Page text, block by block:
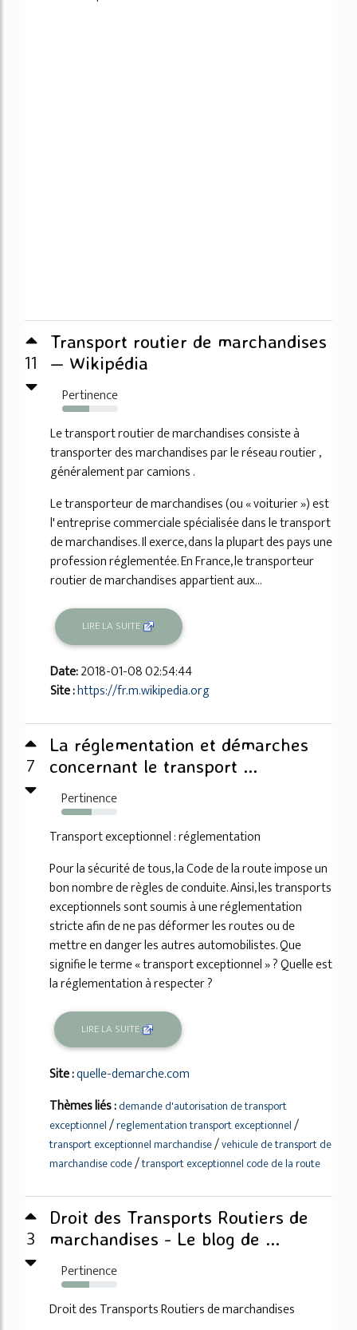
11
Transport routier de marchandises
— Wikipédia
Pertinence
49%
Le transport routier de marchandises consiste à
transporter des marchandises par le réseau routier ,
généralement par camions .
Le transporteur de marchandises (ou « voiturier ») est
l' entreprise commerciale spécialisée dans le transport
de marchandises. Il exerce, dans la plupart des pays une
profession réglementée. En France, le transporteur
routier de marchandises appartient aux...
LIRE LA SUITE
Date:2018-01-08 02:54:44
Site :https://fr.m.wikipedia.org
7
La réglementation et démarches
concernant le transport ...
Pertinence
54%
Transport exceptionnel : réglementation
Pour la sécurité de tous, la Code de la route impose un
bon nombre de règles de conduite. Ainsi, les transports
exceptionnels sont soumis à une réglementation
stricte afin de ne pas déformer les routes ou de
mettre en danger les autres automobilistes. Que
signifie le terme « transport exceptionnel » ? Quelle est
la réglementation à respecter ?
LIRE LA SUITE
Site :quelle-demarche.com
Thèmes liés :demande d'autorisation de transport
exceptionnel/reglementation transport exceptionnel/
transport exceptionnel marchandise/vehicule de transport de
marchandise code/transport exceptionnel code de la route
3
Droit des Transports Routiers de
marchandises - Le blog de ...
Pertinence
50%
Droit des Transports Routiers de marchandises